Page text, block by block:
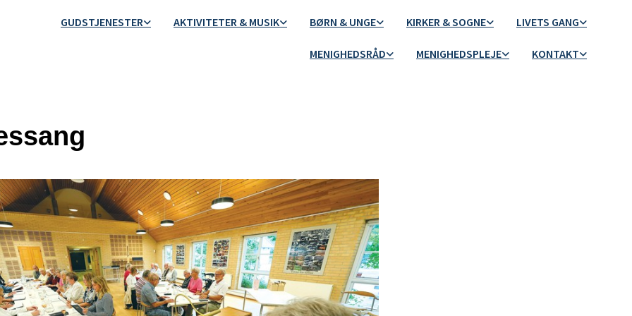
GUDSTJENESTER AKTIVITETER & MUSIK BØRN & UNGE KIRKER & SOGNE LIVETS GANG
MENIGHEDSRÅD MENIGHEDSPLEJE KONTAKT